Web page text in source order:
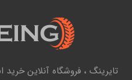
تایرینگ ، فروشگاه آنلاین